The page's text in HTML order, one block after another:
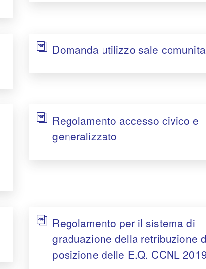
Domanda utilizzo sale
Regolamento accesso civico e
generalizzato
Regolamento per il sistema di
graduazione della retribuzione
posizione delle E.Q. CCNL